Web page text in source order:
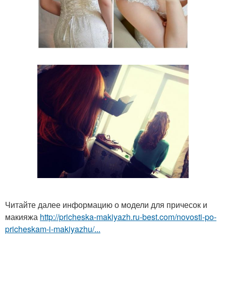
Читайте далее информацию о модели для причесок и
макияжа http://pricheska-makiyazh.ru-best.com/novosti-po-
pricheskam-i-makiyazhu/...